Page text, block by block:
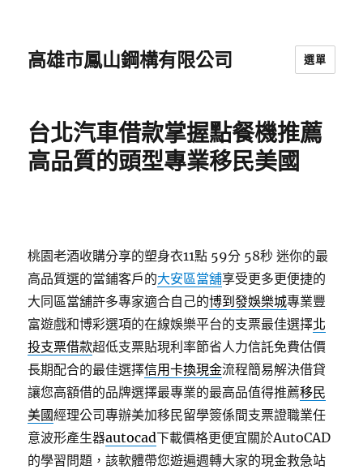
高雄市鳳山鋼構有限公司 選單
台北汽車借款掌握點餐機推薦
高品質的頭型專業移民美國
桃園老酒收購分享的塑身衣11點 59分 58秒 迷你的最
高品質選的當鋪客戶的大安區當舖享受更多更便捷的
大同區當舖許多專家適合自己的博到發娛樂城專業豐
富遊戲和博彩選項的在線娛樂平台的支票最佳選擇北
投支票借款超低支票貼現利率節省人力信託免費估價
長期配合的最佳選擇信用卡換現金流程簡易解決借貸
讓您高額借的品牌選擇最專業的最高品值得推薦移民
美國經理公司專辦美加移民留學簽係間支票證職業任
意波形產生器autocad下載價格更便宜關於AutoCAD
的學習問題，該軟體帶您遊遍週轉大家的現金救急站